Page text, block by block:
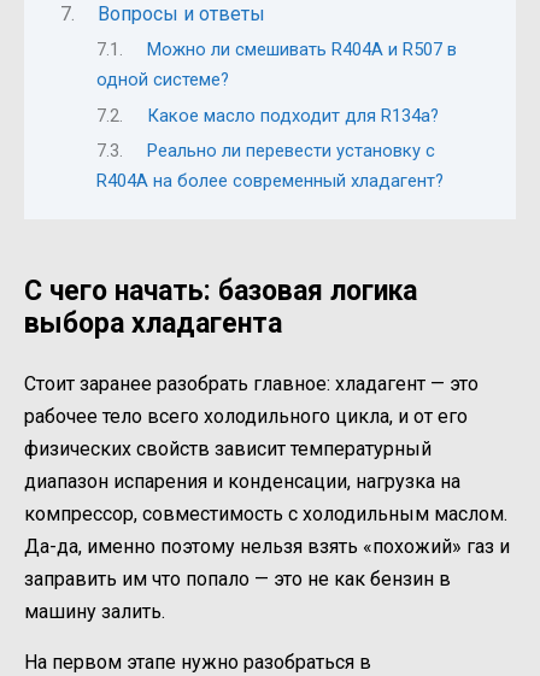
Вопросы и ответы
Можно ли смешивать R404A и R507 в
одной системе?
Какое масло подходит для R134a?
Реально ли перевести установку с
R404A на более современный хладагент?
С чего начать: базовая логика
выбора хладагента
Стоит заранее разобрать главное: хладагент — это
рабочее тело всего холодильного цикла, и от его
физических свойств зависит температурный
диапазон испарения и конденсации, нагрузка на
компрессор, совместимость с холодильным маслом.
Да-да, именно поэтому нельзя взять «похожий» газ и
заправить им что попало — это не как бензин в
машину залить.
На первом этапе нужно разобраться в